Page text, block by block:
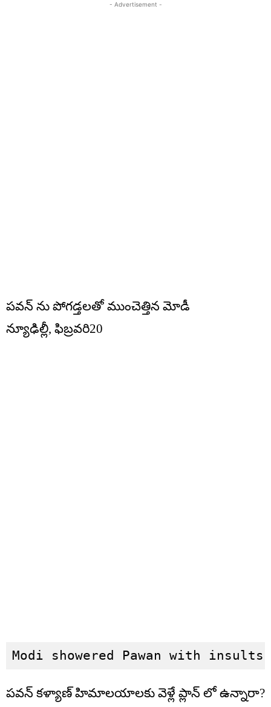
- Advertisement -
పవన్ ను పోగడ్తలతో ముంచెత్తిన మోడీ
న్యూఢిల్లీ, ఫిబ్రవరి20
Modi showered Pawan with insults
పవన్ కళ్యాణ్ హిమాలయాలకు వెళ్లే ప్లాన్ లో ఉన్నారా?